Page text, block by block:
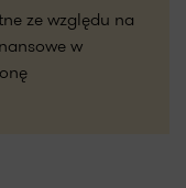
ze względu na
w